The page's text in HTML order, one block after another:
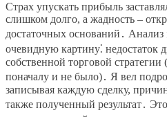
Страх упускать прибыль
слишком долго, а жадность –
достаточных оснований․
очевидную картину⁚
собственной торговой стратегии
поначалу и не было)․ Я вел
записывая каждую сделку,
также полученный результат․